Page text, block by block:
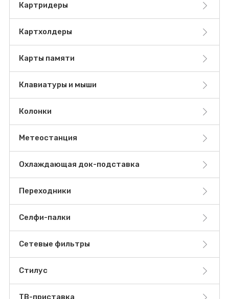
Картридеры
Картхолдеры
Карты памяти
Клавиатуры и мыши
Колонки
Метеостанция
Охлаждающая док-подставка
Переходники
Селфи-палки
Сетевые фильтры
Стилус
ТВ-приставка